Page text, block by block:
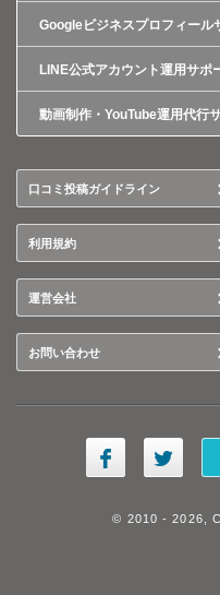
Googleビジネスプロフィール
LINE公式アカウント運用サポ
動画制作・YouTube運用代行
口コミ投稿ガイドライン
利用規約
運営会社
お問い合わせ
© 2010 - 2026,